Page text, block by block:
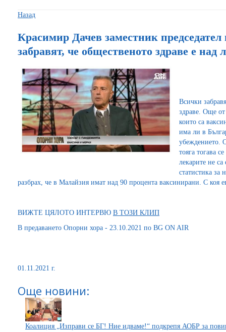
Назад
Красимир Дачев заместник
забравят, че общественото здраве е над
Всички
здраве. Още от
които са
има ли в
убеждението.
тояга тогава
лекарите не
статистика
разбрах, че в Малайзия имат над 90 процента ваксинирани. С коя
ВИЖТЕ ЦЯЛОТО ИНТЕРВЮ В ТОЗИ КЛИП
В предаването Опорни хора - 23.10.2021 по BG ON AIR
01.11.2021 г.
Още новини:
Коалиция „Изправи се БГ! Ние идваме!“ подкрепя АОБР за